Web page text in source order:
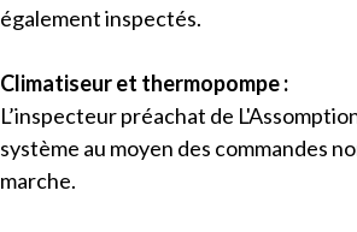
également inspectés.
Climatiseur et thermopompe :
L’inspecteur préachat de
système au moyen des commandes
marche.